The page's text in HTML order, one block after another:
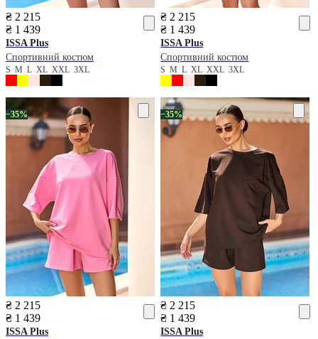
₴ 2 215
₴ 1 439
ISSA Plus
Спортивний костюм
S M L XL XXL 3XL
₴ 2 215
₴ 1 439
ISSA Plus
Спортивний костюм
SMLXLXXL3XL
−35%
₴ 2 215
₴ 1 439
ISSA Plus
−35%
₴ 2 215
₴ 1 439
ISSA Plus